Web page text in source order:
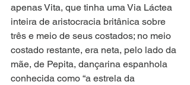
apenas Vita, que tinha uma Via Láctea
inteira de aristocracia britânica sobre
três e meio de seus costados; no meio
costado restante, era neta, pelo lado da
mãe, de Pepita, dançarina espanhola
conhecida como “a estrela da